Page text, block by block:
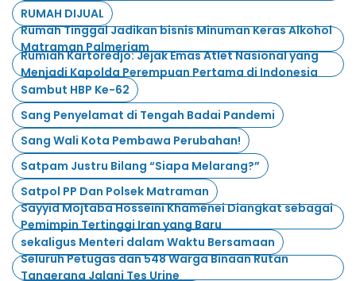
RUMAH DIJUAL
Rumah Tinggal Jadikan bisnis Minuman Keras Alkohol
Matraman Palmeriam
Rumiah Kartoredjo: Jejak Emas Atlet Nasional yang
Menjadi Kapolda Perempuan Pertama di Indonesia
Sambut HBP Ke-62
Sang Penyelamat di Tengah Badai Pandemi
Sang Wali Kota Pembawa Perubahan!
Satpam Justru Bilang “Siapa Melarang?”
Satpol PP Dan Polsek Matraman
Sayyid Mojtaba Hosseini Khamenei Diangkat sebagai
Pemimpin Tertinggi Iran yang Baru
sekaligus Menteri dalam Waktu Bersamaan
Seluruh Petugas dan 548 Warga Binaan Rutan
Tangerang Jalani Tes Urine